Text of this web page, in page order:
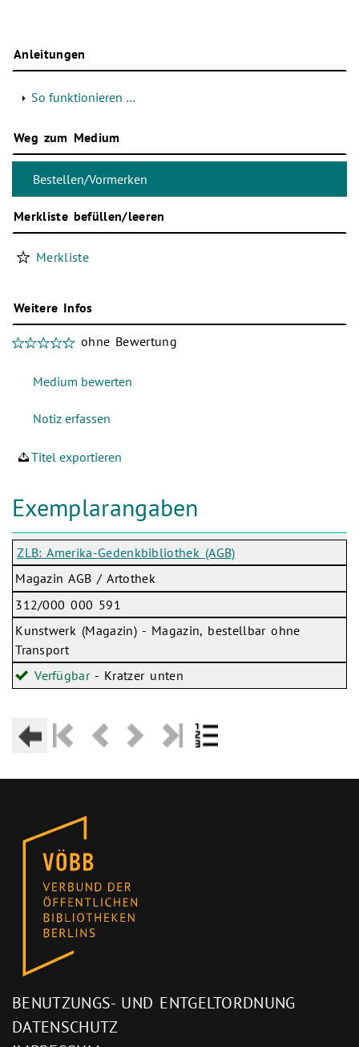
Anleitungen
So funktionieren …
Weg zum Medium
Merkliste befüllen/leeren
Merkliste
Weitere Infos
ohne Bewertung
Titel exportieren
Exemplarangaben
ZLB: Amerika-Gedenkbibliothek (AGB)
Magazin AGB / Artothek
312/000 000 591
Kunstwerk (Magazin) - Magazin, bestellbar ohne
Transport
Verfügbar- Kratzer unten
BENUTZUNGS- UND ENTGELTORDNUNG
DATENSCHUTZ